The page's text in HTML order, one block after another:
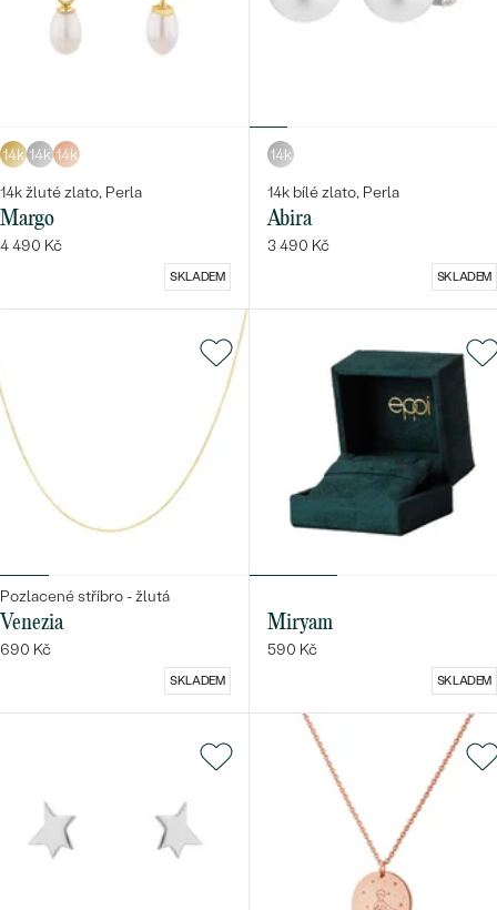
14k 14k 14k
14k žluté zlato, Perla
Margo
4 490 Kč
SKLADEM
14k
14k bílé zlato, Perla
Abira
3 490 Kč
SKLADEM
Pozlacené stříbro - žlutá
Venezia
690 Kč
SKLADEM
Miryam
590 Kč
SKLADEM